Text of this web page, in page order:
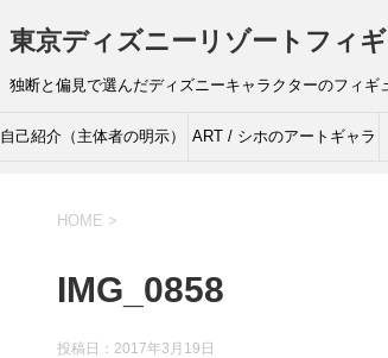
東京ディズニーリゾートフィ
独断と偏見で選んだディズニーキャラクターのフィ
自己紹介（主体者の明示） ART / シホのアートギャラ
HOME >
IMG_0858
投稿日： 2017年3月19日